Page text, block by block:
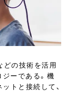
どの技術を活用
ジーである。機
トと接続して、